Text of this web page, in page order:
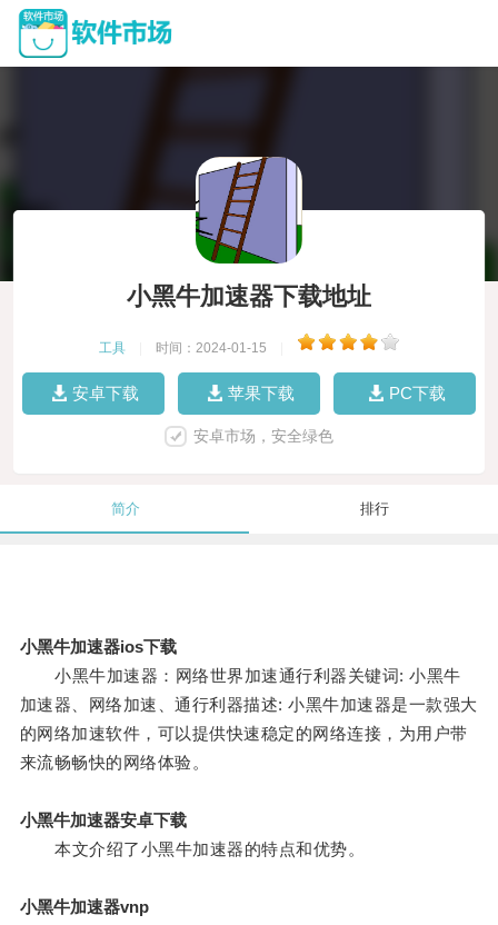
小黑牛加速器下载地址
工具 时间：2024-01-15
安卓下载 苹果下载 PC下载
安卓市场，安全绿色
简介 排行
小黑牛加速器ios下载
小黑牛加速器：网络世界加速通行利器关键词: 小黑牛
加速器、网络加速、通行利器描述: 小黑牛加速器是一款强大
的网络加速软件，可以提供快速稳定的网络连接，为用户带
来流畅畅快的网络体验。
小黑牛加速器安卓下载
本文介绍了小黑牛加速器的特点和优势。
小黑牛加速器vnp